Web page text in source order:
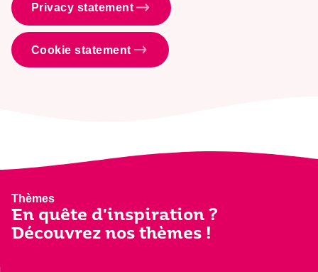
Privacy statement
Cookie statement
Thèmes
En quête d'inspiration ?
Découvrez nos thèmes !